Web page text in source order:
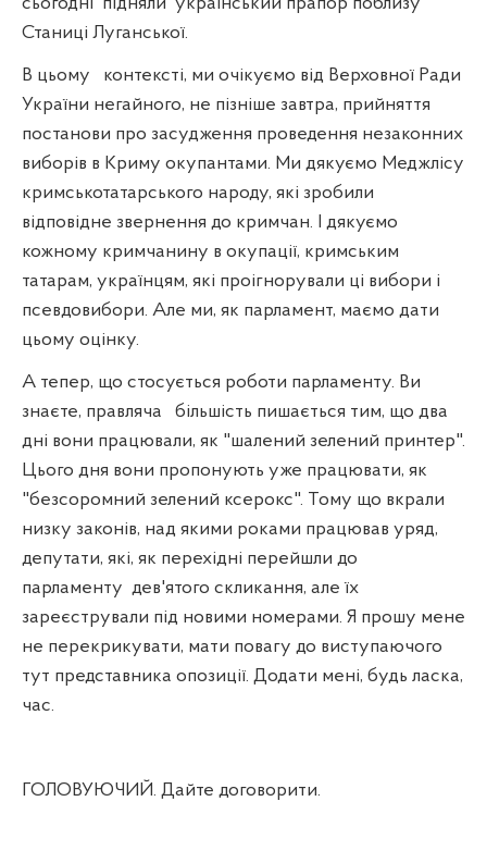
Станиці Луганської.
В цьому
контексті, ми очікуємо від Верховної Ради
України негайного, не пізніше завтра, прийняття
постанови про засудження проведення незаконних
виборів в Криму окупантами. Ми дякуємо Меджлісу
кримськотатарського народу, які зробили
відповідне звернення до кримчан. І дякуємо
кожному кримчанину в окупації, кримським
татарам, українцям, які проігнорували ці вибори і
псевдовибори. Але ми, як парламент, маємо дати
цьому оцінку.
А тепер, що стосується роботи парламенту. Ви
знаєте, правляча
більшість пишається тим, що два
дні вони працювали, як "шалений зелений принтер".
Цього дня вони пропонують уже працювати, як
"безсоромний зелений ксерокс". Тому що вкрали
низку законів, над якими роками працював уряд,
депутати, які, як перехідні перейшли до
парламенту дев'ятого скликання, але їх
зареєстрували під новими номерами. Я прошу мене
не перекрикувати, мати повагу до виступаючого
тут представника опозиції. Додати мені, будь ласка,
час.
ГОЛОВУЮЧИЙ. Дайте договорити.